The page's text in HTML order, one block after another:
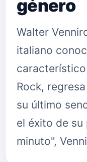
género
Walter
italiano
Rock,
su último
el éxito de su
minuto",